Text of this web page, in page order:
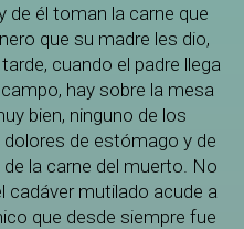
de él toman la carne que
que su madre les dio,
cuando el padre llega
hay sobre la mesa
bien, ninguno de los
de estómago y de
la carne del muerto. No
cadáver mutilado acude a
que desde siempre fue